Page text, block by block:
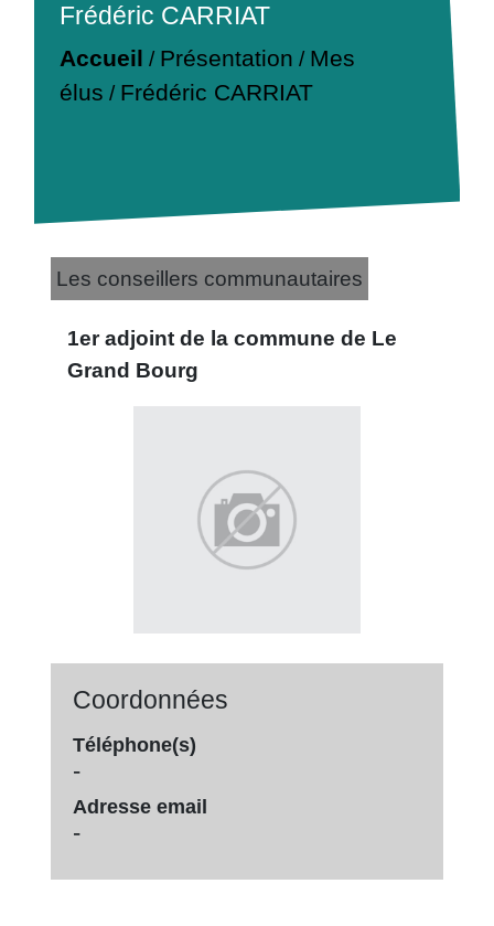
Frédéric CARRIAT
Accueil / Présentation / Mes
élus / Frédéric CARRIAT
Les conseillers communautaires
1er adjoint de la commune de Le
Grand Bourg
Coordonnées
Téléphone(s)
-
Adresse email
-